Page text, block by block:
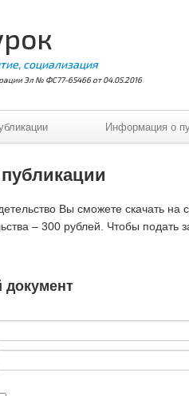
социализация
Эл № ФС77-65466 от 04.05.2016
Информация о
Вы сможете скачать на
– 300 рублей. Чтобы подать
документ